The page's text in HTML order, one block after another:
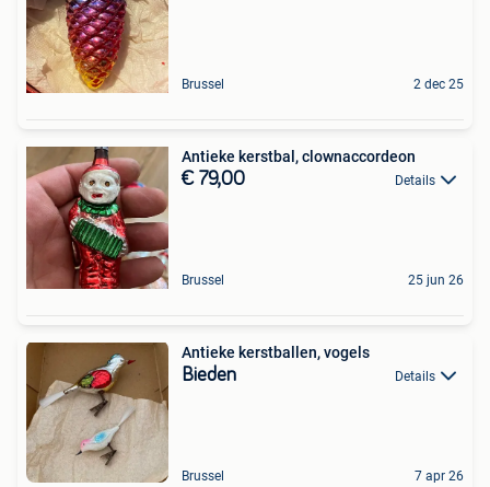
Brussel 2 dec 25
Antieke kerstbal, clownaccordeon
€ 79,00 Details
Brussel 25 jun 26
Antieke kerstballen, vogels
Bieden Details
Brussel 7 apr 26